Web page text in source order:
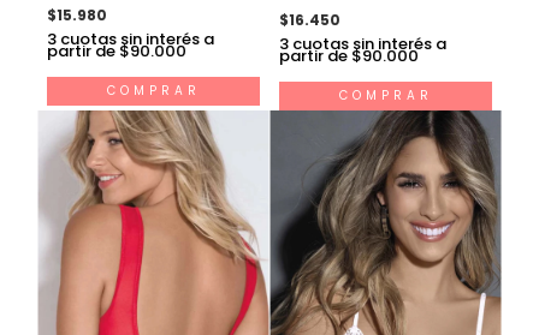
$15.980
3 cuotas sin interés a
partir de $90.000
COMPRAR
$16.450
3 cuotas sin interés a
partir de $90.000
COMPRAR